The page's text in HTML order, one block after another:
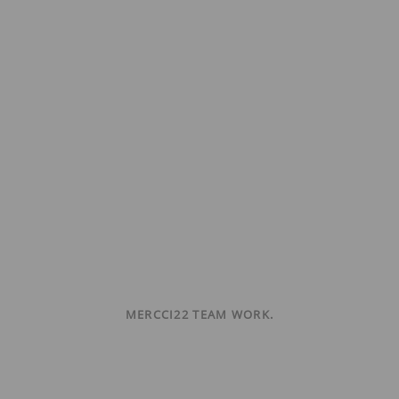
MERCCI22 TEAM WORK.